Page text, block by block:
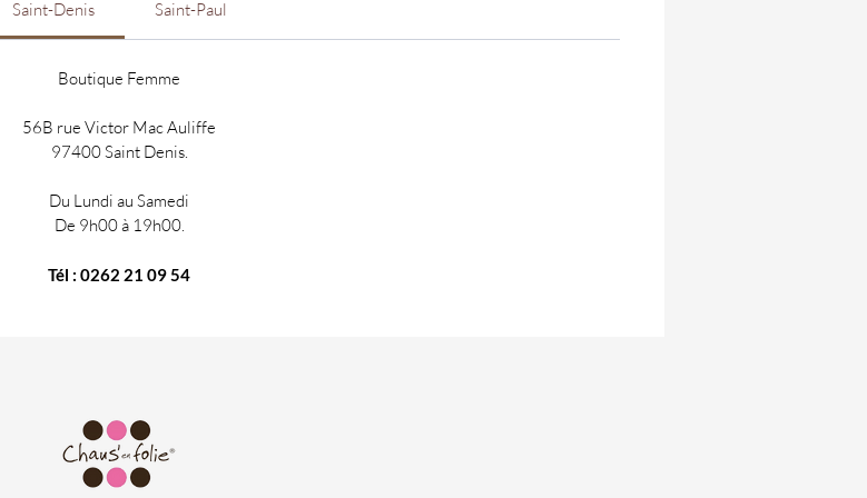
Saint-Denis Saint-Paul
Boutique Femme
56B rue Victor Mac Auliffe
97400 Saint Denis.
Du Lundi au Samedi
De 9h00 à 19h00.
Tél : 0262 21 09 54